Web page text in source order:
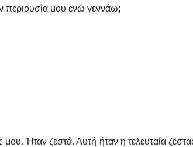
περιουσία μου ενώ γεννάω;
μου. Ήταν ζεστά. Αυτή ήταν η τελευταία